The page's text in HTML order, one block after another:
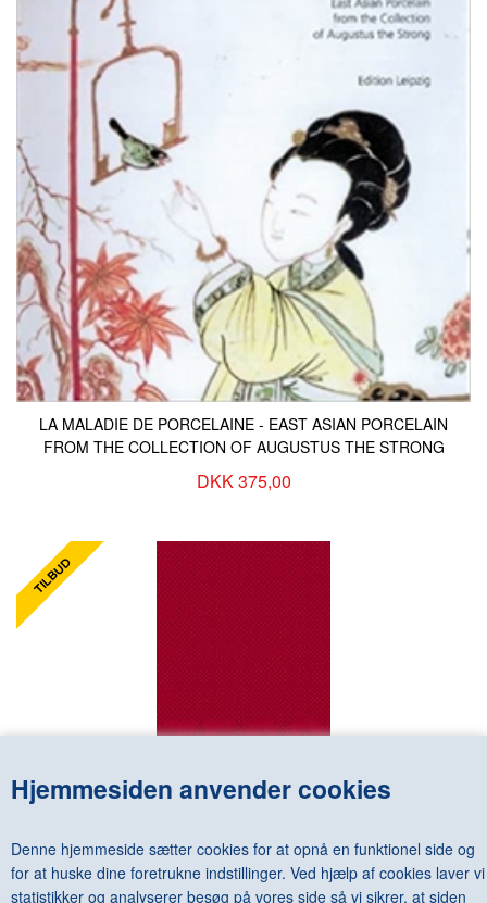
Hjemmesiden anvender cookies
Denne hjemmeside sætter cookies for at opnå en funktionel side og
for at huske dine foretrukne indstillinger. Ved hjælp af cookies laver vi
statistikker og analyserer besøg på vores side så vi sikrer, at siden
LA MALADIE DE PORCELAINE - EAST ASIAN PORCELAIN
FROM THE COLLECTION OF AUGUSTUS THE STRONG
DKK 375,00
THE ZERO ERA - THE LENZ SCHÖNBERG COLLECTION:
DKK1.000,00375,00